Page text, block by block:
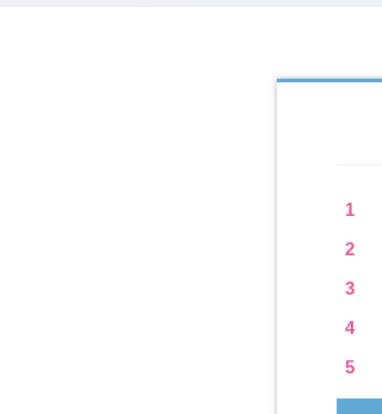
1
2
3
4
5